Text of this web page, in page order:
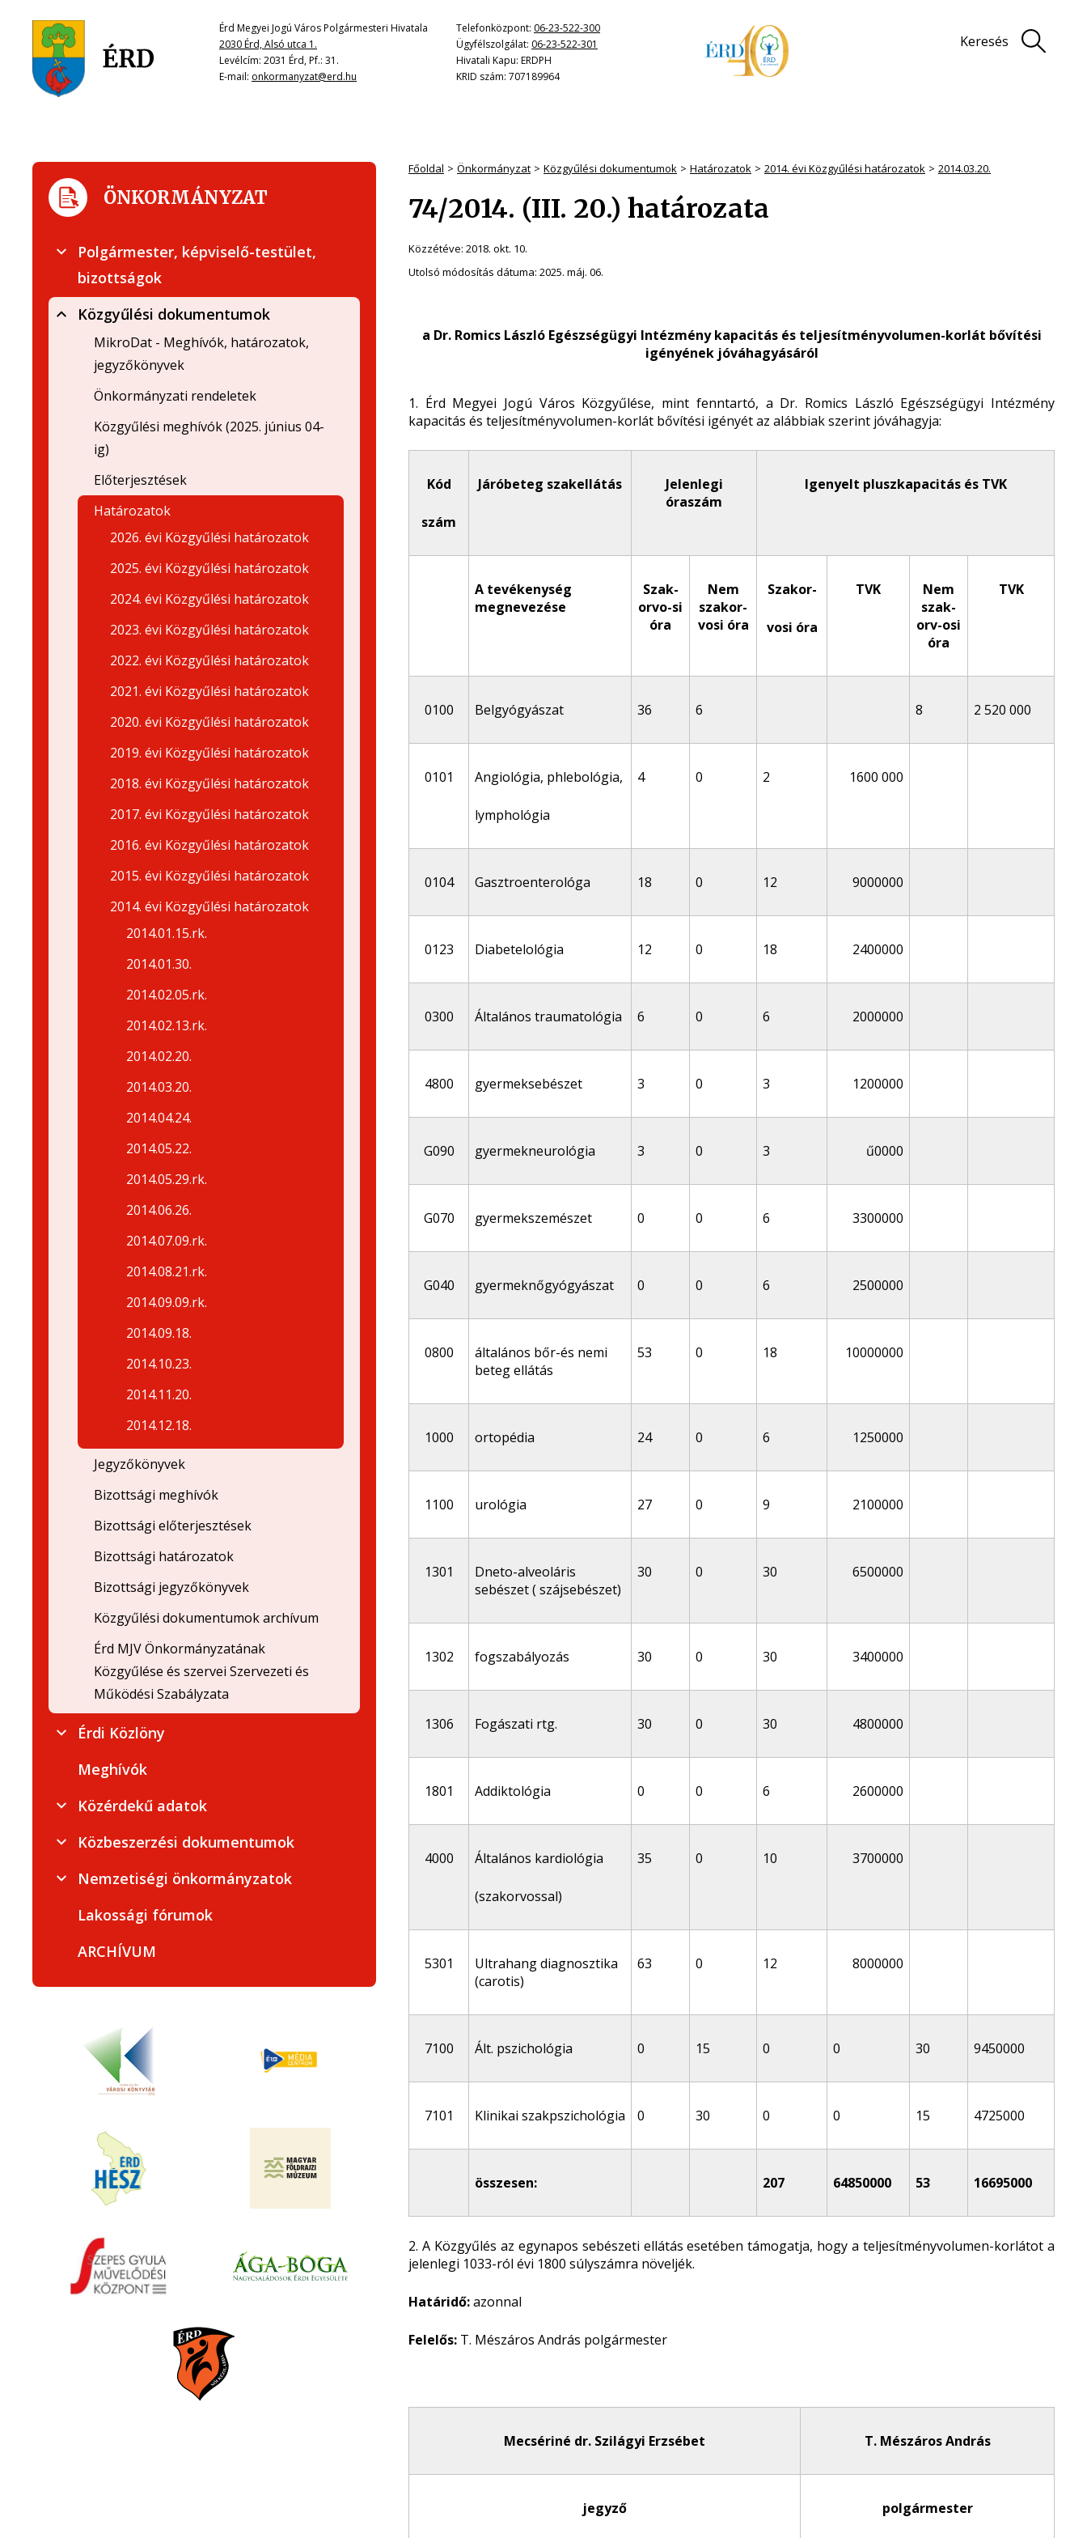
Érd Megyei Jogú Város Polgármesteri Hivatala
2030 Érd, Alsó utca 1.
Levélcím: 2031 Érd, Pf.: 31.
E-mail: onkormanyzat@erd.hu
Telefonközpont: 06-23-522-300
Ügyfélszolgálat: 06-23-522-301
Hivatali Kapu: ERDPH
KRID szám: 707189964
Keresés
Főoldal Önkormányzat Közgyűlési dokumentumok Határozatok 2014. évi Közgyűlési határozatok 2014.03.20.
74/2014. (III. 20.) határozata
Közzétéve: 2018. okt. 10.
Utolsó módosítás dátuma: 2025. máj. 06.
a Dr. Romics László Egészségügyi Intézmény kapacitás és teljesítményvolumen-korlát bővítési
igényének jóváhagyásáról
1. Érd Megyei Jogú Város Közgyűlése, mint fenntartó, a Dr. Romics László Egészségügyi Intézmény
kapacitás és teljesítményvolumen-korlát bővítési igényét az alábbiak szerint jóváhagyja:
Kód
szám
Járóbeteg szakellátás
Jelenlegi
óraszám
Igenyelt pluszkapacitás és TVK
A tevékenység
megnevezése
Szak-
orvo-si
óra
Nem
szakor-
vosi óra
Szakor-
vosi óra
TVK
Nem
szak-
orv-osi
óra
TVK
0100 Belgyógyászat 36 6 8 2 520 000
0101 Angiológia, phlebológia,
lymphológia
4 0 2 1600 000
0104 Gasztroenterológa 18 0 12 9000000
0123 Diabetelológia 12 0 18 2400000
0300 Általános traumatológia 6 0 6 2000000
4800 gyermeksebészet 3 0 3 1200000
G090 gyermekneurológia 3 0 3 ű0000
G070 gyermekszemészet 0 0 6 3300000
G040 gyermeknőgyógyászat 0 0 6 2500000
0800
általános bőr-és nemi
beteg ellátás
53 0 18 10000000
1000 ortopédia 24 0 6 1250000
1100 urológia 27 0 9 2100000
1301
Dneto-alveoláris
sebészet ( szájsebészet)
30 0 30 6500000
1302 fogszabályozás 30 0 30 3400000
1306 Fogászati rtg. 30 0 30 4800000
1801 Addiktológia 0 0 6 2600000
4000 Általános kardiológia
(szakorvossal)
35 0 10 3700000
5301
Ultrahang diagnosztika
(carotis)
63 0 12 8000000
7100 Ált. pszichológia 0 15 0 0 30 9450000
7101 Klinikai szakpszichológia 0 30 0 0 15 4725000
összesen: 207 64850000 53 16695000
2. A Közgyűlés az egynapos sebészeti ellátás esetében támogatja, hogy a teljesítményvolumen-korlátot a
jelenlegi 1033-ról évi 1800 súlyszámra növeljék.
Határidő:azonnal
Felelős: T. Mészáros András polgármester
Mecsériné dr. Szilágyi Erzsébet T. Mészáros András
jegyző polgármester
ÖNKORMÁNYZAT
Polgármester, képviselő-testület,
bizottságok
Közgyűlési dokumentumok
MikroDat - Meghívók, határozatok,
jegyzőkönyvek
Önkormányzati rendeletek
Közgyűlési meghívók (2025. június 04-
ig)
Előterjesztések
Határozatok
2026. évi Közgyűlési határozatok
2025. évi Közgyűlési határozatok
2024. évi Közgyűlési határozatok
2023. évi Közgyűlési határozatok
2022. évi Közgyűlési határozatok
2021. évi Közgyűlési határozatok
2020. évi Közgyűlési határozatok
2019. évi Közgyűlési határozatok
2018. évi Közgyűlési határozatok
2017. évi Közgyűlési határozatok
2016. évi Közgyűlési határozatok
2015. évi Közgyűlési határozatok
2014. évi Közgyűlési határozatok
2014.01.15.rk.
2014.01.30.
2014.02.05.rk.
2014.02.13.rk.
2014.02.20.
2014.03.20.
2014.04.24.
2014.05.22.
2014.05.29.rk.
2014.06.26.
2014.07.09.rk.
2014.08.21.rk.
2014.09.09.rk.
2014.09.18.
2014.10.23.
2014.11.20.
2014.12.18.
Jegyzőkönyvek
Bizottsági meghívók
Bizottsági előterjesztések
Bizottsági határozatok
Bizottsági jegyzőkönyvek
Közgyűlési dokumentumok archívum
Érd MJV Önkormányzatának
Közgyűlése és szervei Szervezeti és
Működési Szabályzata
Érdi Közlöny
Meghívók
Közérdekű adatok
Közbeszerzési dokumentumok
Nemzetiségi önkormányzatok
Lakossági fórumok
ARCHÍVUM